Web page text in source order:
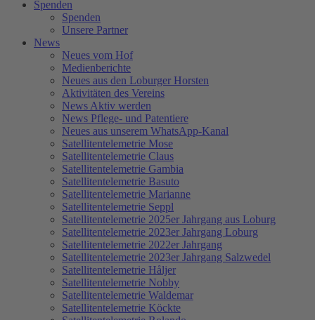
Spenden
Spenden
Unsere Partner
News
Neues vom Hof
Medienberichte
Neues aus den Loburger Horsten
Aktivitäten des Vereins
News Aktiv werden
News Pflege- und Patentiere
Neues aus unserem WhatsApp-Kanal
Satellitentelemetrie Mose
Satellitentelemetrie Claus
Satellitentelemetrie Gambia
Satellitentelemetrie Basuto
Satellitentelemetrie Marianne
Satellitentelemetrie Seppl
Satellitentelemetrie 2025er Jahrgang aus Loburg
Satellitentelemetrie 2023er Jahrgang Loburg
Satellitentelemetrie 2022er Jahrgang
Satellitentelemetrie 2023er Jahrgang Salzwedel
Satellitentelemetrie Håljer
Satellitentelemetrie Nobby
Satellitentelemetrie Waldemar
Satellitentelemetrie Köckte